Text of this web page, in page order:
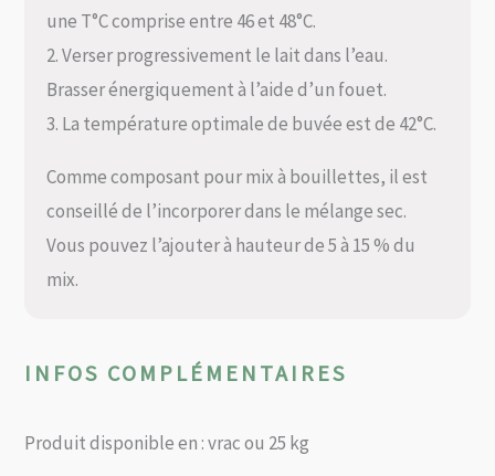
une T°C comprise entre 46 et 48°C.
2. Verser progressivement le lait dans l’eau.
Brasser énergiquement à l’aide d’un fouet.
3. La température optimale de buvée est de 42°C.
Comme composant pour mix à bouillettes, il est
conseillé de l’incorporer dans le mélange sec.
Vous pouvez l’ajouter à hauteur de 5 à 15 % du
mix.
INFOS COMPLÉMENTAIRES
Produit disponible en : vrac ou 25 kg